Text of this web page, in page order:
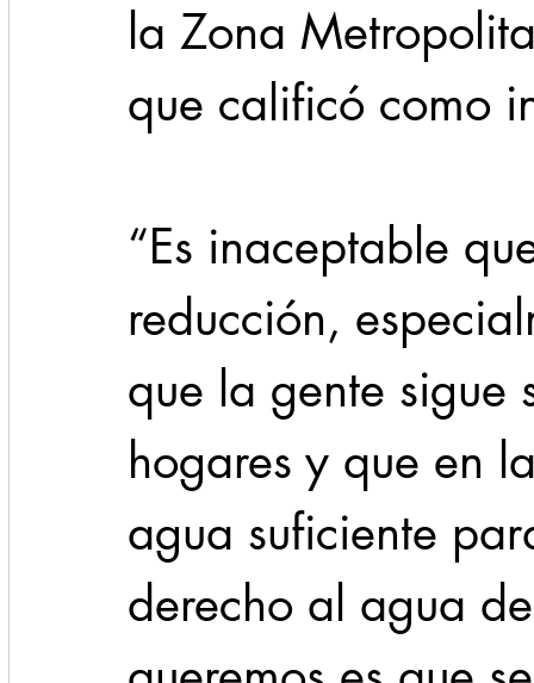
la Zona
que calificó como
“Es inaceptable
reducción,
que la gente sigue
hogares y que en
agua suficiente
derecho al agua